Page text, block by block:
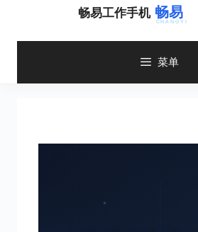
畅易工作手机
菜单